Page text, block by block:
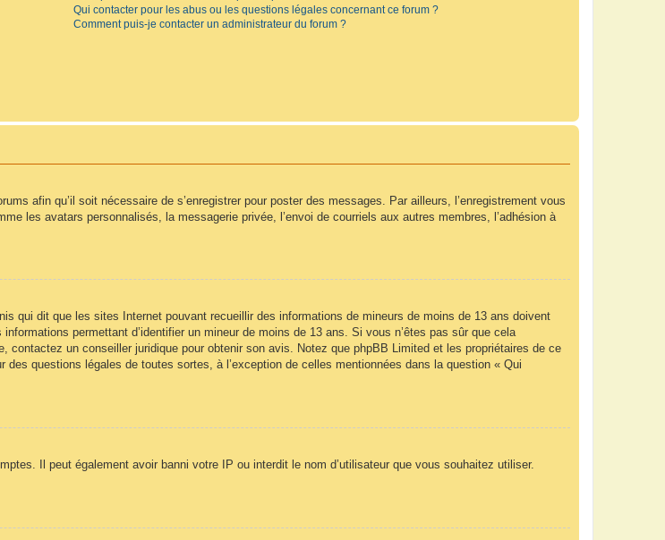
Qui contacter pour les abus ou les questions légales concernant ce forum ?
Comment puis-je contacter un administrateur du forum ?
afin qu’il soit nécessaire de s’enregistrer pour poster des messages. Par ailleurs, l’enregistrement vous
les avatars personnalisés, la messagerie privée, l’envoi de courriels aux autres membres, l’adhésion à
qui dit que les sites Internet pouvant recueillir des informations de mineurs de moins de 13 ans doivent
permettant d’identifier un mineur de moins de 13 ans. Si vous n’êtes pas sûr que cela
contactez un conseiller juridique pour obtenir son avis. Notez que phpBB Limited et les propriétaires de ce
questions légales de toutes sortes, à l’exception de celles mentionnées dans la question « Qui
Il peut également avoir banni votre IP ou interdit le nom d’utilisateur que vous souhaitez utiliser.